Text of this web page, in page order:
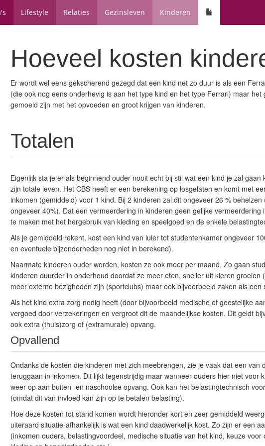
Lifestyle Relaties Gezinsleven Kinderen
Hoeveel kosten
Er wordt wel eens gekscherend gezegd dat een kind net zo duur is als een
(die ook nog eens onderhevig is aan het type kind en het type Ferrari) maar
gemoeid zijn met het opvoeden en groot krijgen van kinderen.
Totalen
Eigenlijk sta je er als beginnend ouder nooit echt bij stil wat een kind je zal
zijn totale leven. Het CBS heeft er een berekening op losgelaten en komt met
inkomen (gemiddeld) voor 1 kind. Bij 2 kinderen zal dit ongeveer 26 %
ongeveer 40%). Dat een vermeerdering in kinderen geen gelijke
te maken met het hergebruik van kleding en speelgoed en de enkele
Als je gemiddeld rekent, kost een kind van luier tot studentenkamer ongeveer
en eventuele bijzonderheden nog niet in berekend).
Naarmate kinderen ouder worden, kosten ze ook meer per maand. Zo gaan
kinderen duurder in onderhoud doordat ze meer eten, sneller uit kleren groeien
meer externe bezigheden zijn (sportclubs) maar ook bijvoorbeeld zaken als
Als het kind extra zorg nodig heeft (door bijvoorbeeld medische of geestelijke
vergoed door verzekeringen en vergroot dit de maandelijkse kosten. Dit geldt
ook extra (thuis)zorg of (extramurale) opvang.
Opvallend
Ondanks de kosten die kinderen met zich meebrengen, zie je vaak dat een van
teruggaan in inkomen. Dit lijkt tegenstrijdig maar wanneer ouders hier niet voor
weer op aan buiten- en naschoolse opvang. Ook kan het belastingtechnisch
(omdat dit van invloed kan zijn op te betalen belasting).
Hoe deze kosten tot stand komen wordt hieronder kort en zeer gemiddeld
uiteraard situatie-afhankelijk is wat een kind daadwerkelijk kost. Zo zijn er een
(inkomen ouders, belastingvoordeel, medische situatie van het kind, keuze